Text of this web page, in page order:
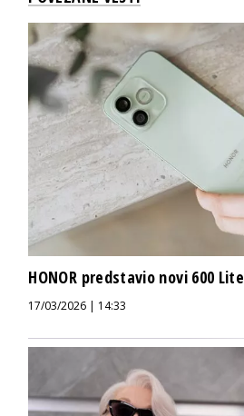
HONOR predstavio novi 600 Lite
17/03/2026 | 14:33